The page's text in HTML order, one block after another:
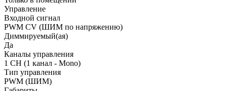
Управление
Входной сигнал
PWM СV (ШИМ по напряжению)
Диммируемый(ая)
Да
Каналы управления
1 CH (1 канал - Mono)
Тип управления
PWM (ШИМ)